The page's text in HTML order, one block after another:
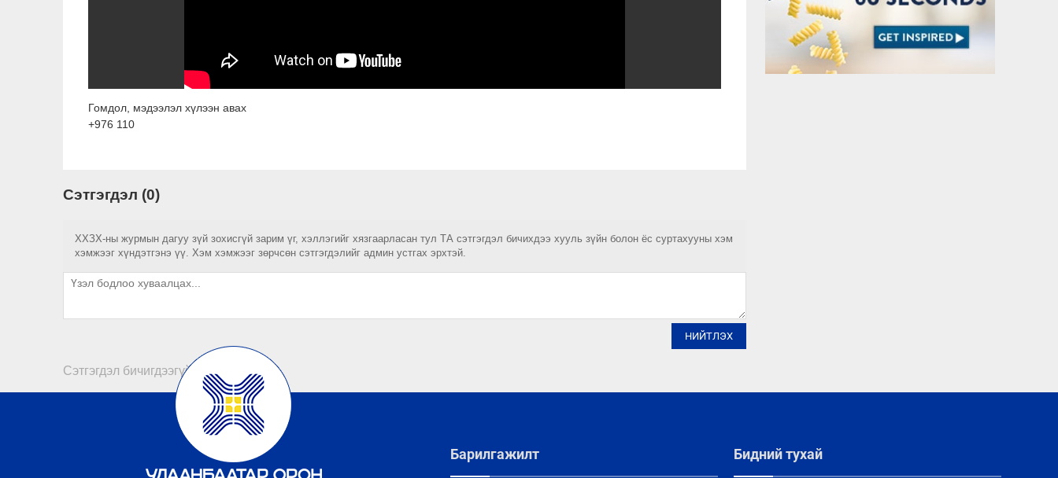
Гомдол, мэдээлэл хүлээн авах
+976 110
Сэтгэгдэл (0)
ХХЗХ-ны журмын дагуу зүй зохисгүй зарим үг, хэллэгийг хязгаарласан тул ТА сэтгэгдэл бичихдээ хууль зүйн болон ёс суртахууны хэм
хэмжээг хүндэтгэнэ үү. Хэм хэмжээг зөрчсөн сэтгэгдэлийг админ устгах эрхтэй.
НИЙТЛЭХ
Сэтгэгдэл бичигдээгүй байна
Барилгажилт Бидний тухай